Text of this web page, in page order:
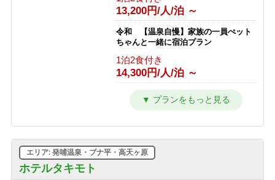
フェ◇「美味しい音×香りの誘惑」に
心躍る♪ライブキッチンへG
1泊2食付き
【暑さから逃げる旅】チェックイン日
の15時に気温25度以上で志賀高原ビー
ルプレゼント！＜2食付＞
10,300円/人/泊 ～
13,200円/人/泊 ～
令和 【温泉自慢】家族の一員ぺット
ちゃんと一緒に宿泊プラン
1泊2食付き
14,300円/人/泊 ～
令和 とろける旨さ信州牛すき焼きプ
ラン【温泉・信州牛をご堪能】
令和 訳ありプラン トイレ洗面所な
ホテルタキモト
エリア: 発哺温泉・ブナ平・高天ヶ原